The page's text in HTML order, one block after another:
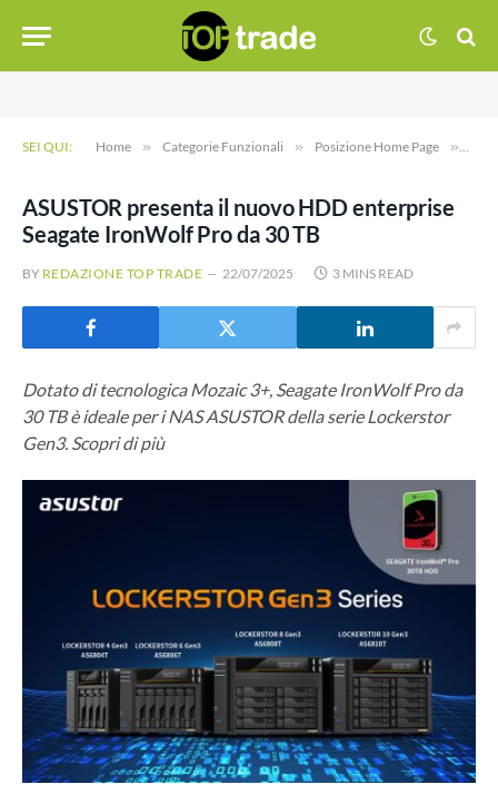
SEI QUI: Home » Categorie Funzionali » Posizione Home Page »
ASUSTOR presenta il nuovo HDD enterprise
Seagate IronWolf Pro da 30 TB
BY REDAZIONE TOP TRADE 22/07/2025 3 MINS READ
Dotato di tecnologica Mozaic 3+, Seagate IronWolf Pro da
30 TB è ideale per i NAS ASUSTOR della serie Lockerstor
Gen3. Scopri di più